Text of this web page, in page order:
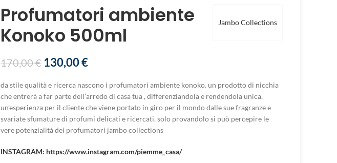
Jambo Collections
Profumatori ambiente
Konoko 500ml
170,00€ 130,00€
da stile qualità e ricerca nascono i profumatori ambiente konoko. un prodotto di nicchia
che entrerà a far parte dell’arredo di casa tua , differenziandola e rendendola unica.
un’esperienza per il cliente che viene portato in giro per il mondo dalle sue fragranze e
svariate sfumature di profumi delicati e ricercati. solo provandolo si può percepire le
vere potenzialità dei profumatori jambo collections
INSTAGRAM: https://www.instagram.com/piemme_casa/